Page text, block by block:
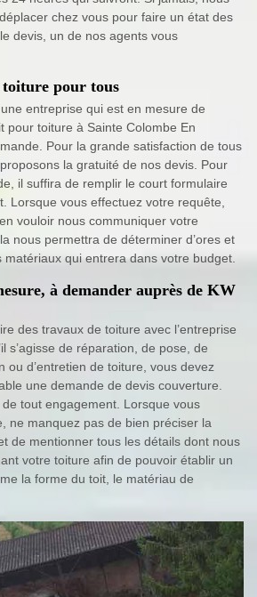
chez vous pour faire un état des
devis, un de nos agents vous
pour tous
entreprise qui est en mesure de
pour toiture à Sainte Colombe En
Pour la grande satisfaction de tous
la gratuité de nos devis. Pour
il suffira de remplir le court formulaire
Lorsque vous effectuez votre requête,
vouloir nous communiquer votre
nous permettra de déterminer d’ores et
matériaux qui entrera dans votre budget.
à demander auprès de KW
des travaux de toiture avec l’entreprise
s’agisse de réparation, de pose, de
ou d’entretien de toiture, vous devez
une demande de devis couverture.
de tout engagement. Lorsque vous
ne manquez pas de bien préciser la
de mentionner tous les détails dont nous
votre toiture afin de pouvoir établir un
la forme du toit, le matériau de